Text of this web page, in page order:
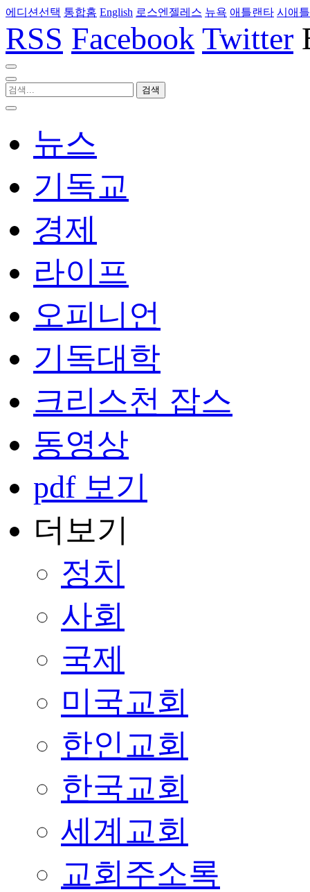
에디션선택 통합홈 English 로스엔젤레스 뉴욕 애틀랜타 시애틀
RSS Facebook Twitter
뉴스
기독교
경제
라이프
오피니언
기독대학
크리스천 잡스
동영상
pdf 보기
더보기
정치
사회
국제
미국교회
한인교회
한국교회
세계교회
교회주소록